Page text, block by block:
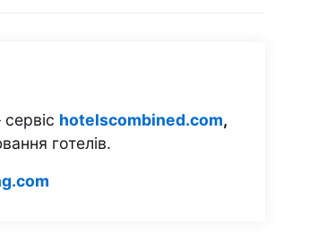
hotelscombined.com,
готелів.